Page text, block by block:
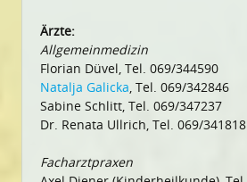
Ärzte:
Allgemeinmedizin
Florian Düvel, Tel. 069/344590
Natalja Galicka, Tel. 069/342846
Sabine Schlitt, Tel. 069/347237
Dr. Renata Ullrich, Tel. 069/341818
Facharztpraxen